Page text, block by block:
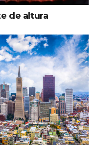
de altura